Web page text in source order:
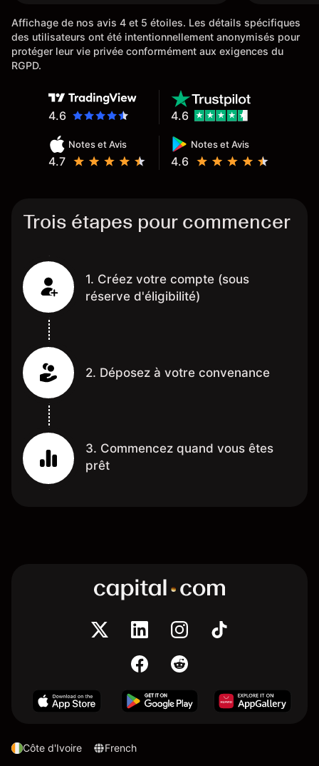
Affichage de nos avis 4 et 5 étoiles. Les détails spécifiques
des utilisateurs ont été intentionnellement anonymisés pour
protéger leur vie privée conformément aux exigences du
RGPD.
4.6
Notes et Avis
4.7
Notes et Avis
4.6
4.6
Trois étapes pour commencer
1. Créez votre compte (sous
réserve d'éligibilité)
2. Déposez à votre convenance
3. Commencez quand vous êtes
prêt
Côte d'Ivoire French